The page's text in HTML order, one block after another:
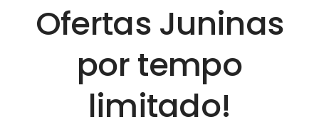
Ofertas Juninas
por tempo
limitado!